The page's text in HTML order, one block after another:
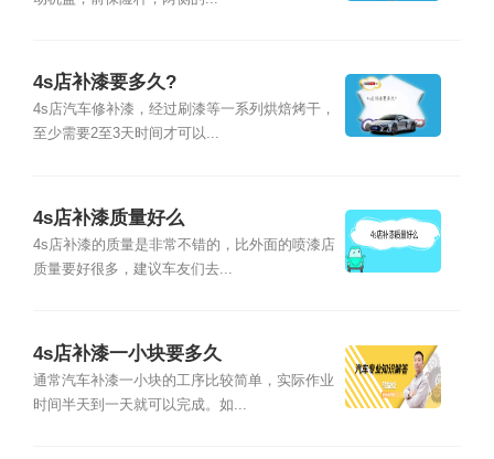
4s店补漆要多久?
4s店汽车修补漆，经过刷漆等一系列烘焙烤干，
至少需要2至3天时间才可以...
4s店补漆质量好么
4s店补漆的质量是非常不错的，比外面的喷漆店
质量要好很多，建议车友们去...
4s店补漆一小块要多久
通常汽车补漆一小块的工序比较简单，实际作业
时间半天到一天就可以完成。如...